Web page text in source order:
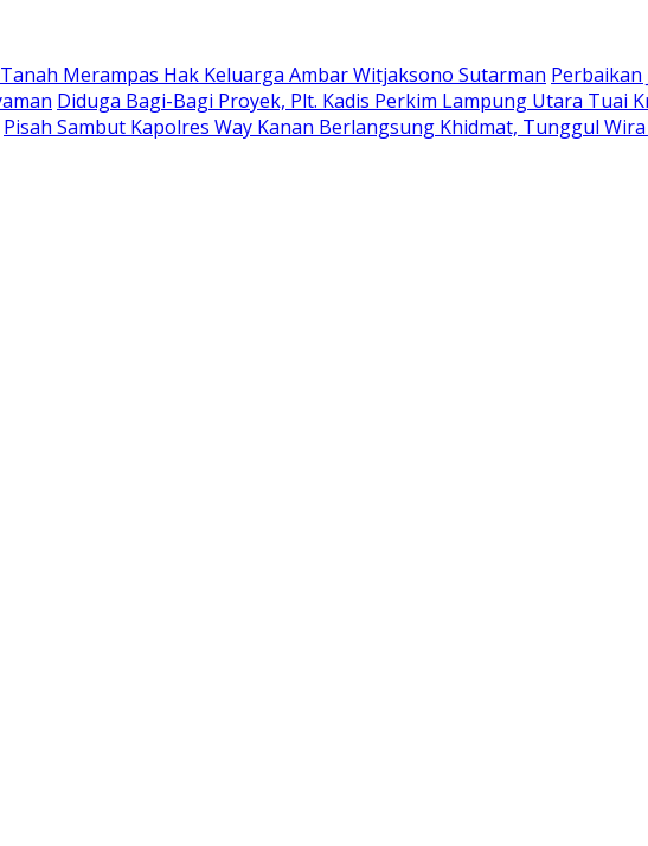
Merampas Hak Keluarga Ambar Witjaksono Sutarman Perbaikan
Diduga Bagi-Bagi Proyek, Plt. Kadis Perkim Lampung Utara Tuai
Pisah Sambut Kapolres Way Kanan Berlangsung Khidmat, Tunggul